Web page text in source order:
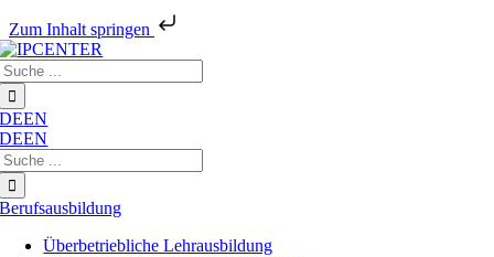
Zum Inhalt springen
Zum
Inhalt
springen
DEEN
DEEN
Berufsausbildung
Überbetriebliche Lehrausbildung